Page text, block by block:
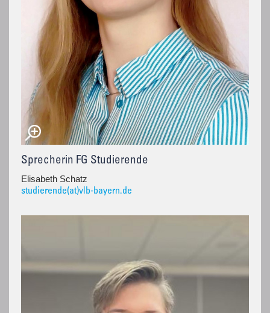
Sprecherin FG Studierende
Elisabeth Schatz
studierende(at)vlb-bayern.de